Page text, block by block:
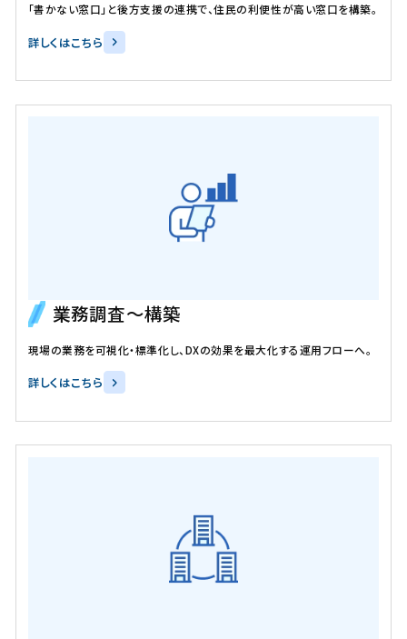
「書かない窓口」と後方支援の連携で、住民の利便性が高い窓口を構築。
詳しくはこちら
業務調査〜構築
現場の業務を可視化・標準化し、DXの効果を最大化する運用フローへ。
詳しくはこちら